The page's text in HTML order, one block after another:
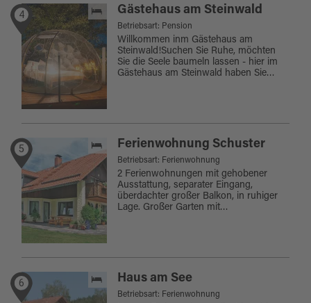
4 Gästehaus am Steinwald
Willkommen inm Gästehaus am
Steinwald!Suchen Sie Ruhe, möchten
Sie die Seele baumeln lassen - hier im
Gästehaus am Steinwald haben Sie…
Betriebsart: Pension
5 Ferienwohnung Schuster
2 Ferienwohnungen mit gehobener
Ausstattung, separater Eingang,
überdachter großer Balkon, in ruhiger
Lage. Großer Garten mit…
Betriebsart: Ferienwohnung
6 Haus am See
Betriebsart: Ferienwohnung